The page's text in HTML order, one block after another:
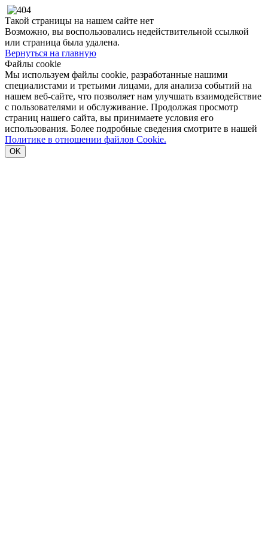
Такой страницы на нашем сайте нет
Возможно, вы воспользовались недействительной ссылкой
или страница была удалена.
Вернуться на главную
Файлы cookie
Мы используем файлы cookie, разработанные нашими
специалистами и третьими лицами, для анализа событий на
нашем веб-сайте, что позволяет нам улучшать взаимодействие
с пользователями и обслуживание. Продолжая просмотр
страниц нашего сайта, вы принимаете условия его
использования. Более подробные сведения смотрите в нашей
Политике в отношении файлов Cookie.
OK